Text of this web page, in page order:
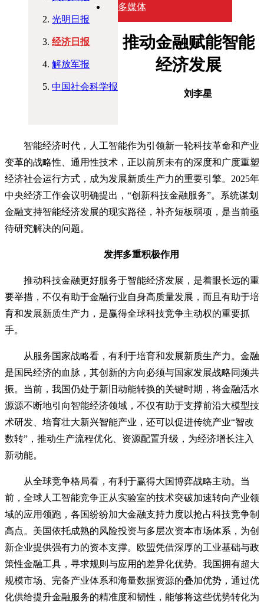
光明日报
经济日报
解放军报
中国社会科学报
多媒体
推动金融赋能智能
经济发展
刘李星
智能经济时代，人工智能作为引领新一轮科技革命和产业
变革的战略性、通用性技术，正以前所未有的深度和广度重塑
经济社会运行方式，成为发展新质生产力的重要引擎。2025年
中央经济工作会议明确提出，“创新科技金融服务”。系统谋划
金融支持智能经济发展的现实路径，补齐短板弱项，是当前亟
待研究解决的问题。
发挥多重积极作用
推动科技金融更好服务于智能经济发展，是着眼长远的重
要举措，不仅有助于金融行业自身高质量发展，而且有助于培
育和发展新质生产力，是赢得全球科技竞争主动权的重要抓
手。
从服务国家战略看，有利于培育和发展新质生产力。金融
是国民经济的血脉，其创新的方向必须与国家发展战略同频共
振。当前，我国仍处于新旧动能转换的关键时期，将金融活水
源源不断地引向智能经济领域，不仅有助于支撑前沿大模型技
术研发、培育壮大新兴智能产业，还可以促进传统产业“智改
数转”，推动生产流程优化、资源配置升级，为经济增长注入
新动能。
从全球竞争格局看，有利于赢得大国博弈战略主动。当
前，全球人工智能竞争正从实验室的技术突破加速转向产业领
域的应用领跑，各国纷纷加大金融支持力度以抢占科技竞争制
高点。美国依托成熟的风险投资与多层次资本市场体系，为创
新企业提供强有力的资本支撑。欧盟凭借深厚的工业基础与政
策性金融工具，寻求规则与应用的差异化优势。我国拥有超大
规模市场、完备产业体系和海量数据资源的叠加优势，通过优
化供给提升金融服务的精准度和韧性，能够将这些优势转化为